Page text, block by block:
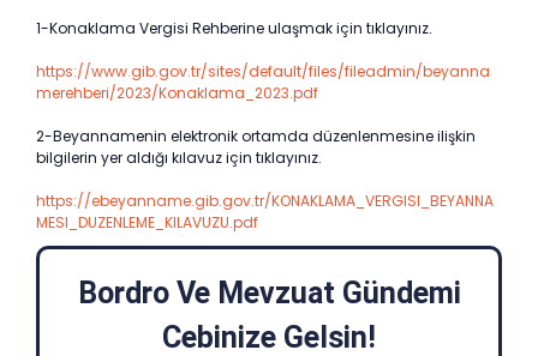
1-Konaklama Vergisi Rehberine ulaşmak için tıklayınız.
https://www.gib.gov.tr/sites/default/files/fileadmin/beyanna
merehberi/2023/Konaklama_2023.pdf
2-Beyannamenin elektronik ortamda düzenlenmesine ilişkin
bilgilerin yer aldığı kılavuz için tıklayınız.
https://ebeyanname.gib.gov.tr/KONAKLAMA_VERGISI_BEYANNA
MESI_DUZENLEME_KILAVUZU.pdf
Bordro Ve Mevzuat Gündemi
Cebinize Gelsin!